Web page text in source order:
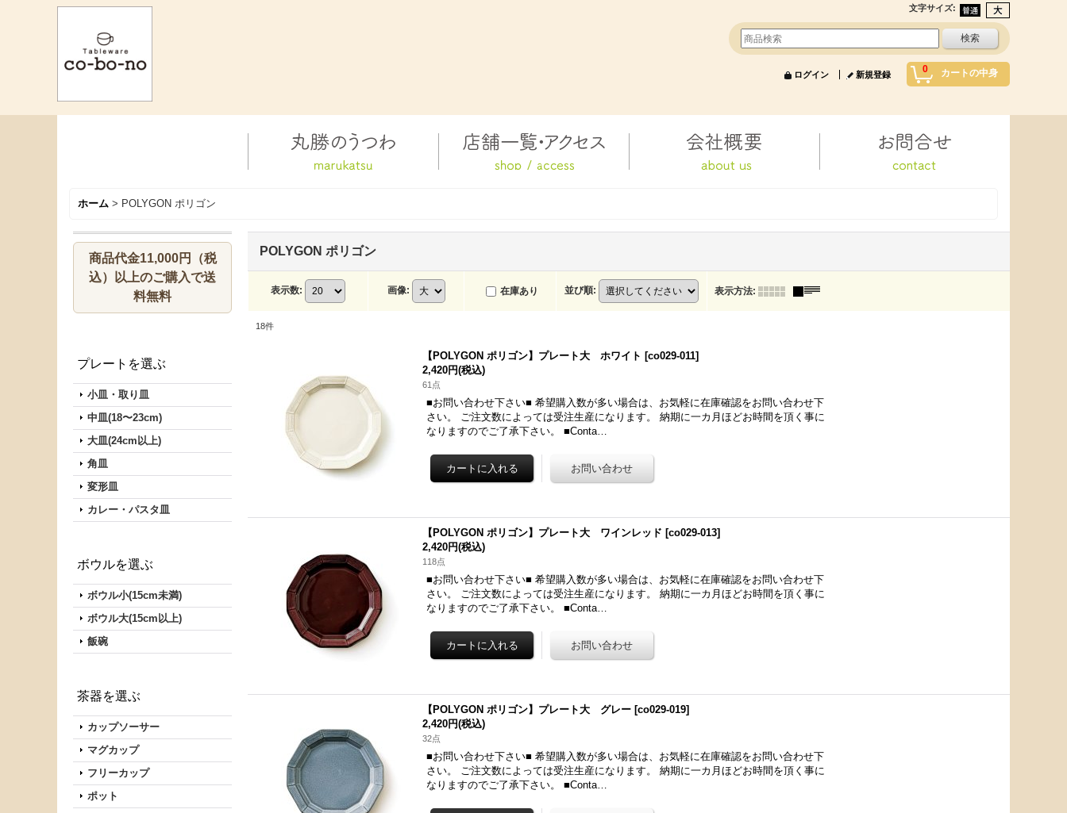
文字サイズ:
0 カートの中身
ログイン 新規登録
ホーム > POLYGON ポリゴン
商品代金11,000円（税
込）以上のご購入で送
料無料
プレートを選ぶ
小皿・取り皿
中皿(18〜23cm)
大皿(24cm以上)
角皿
変形皿
カレー・パスタ皿
ボウルを選ぶ
ボウル小(15cm未満)
ボウル大(15cm以上)
飯碗
茶器を選ぶ
カップソーサー
マグカップ
フリーカップ
ポット
POLYGON ポリゴン
表示数: 画像: 在庫あり 並び順: 表示方法:
18件
【POLYGON ポリゴン】プレート大 ホワイト [co029-011]
2,420円(税込)
61点
■お問い合わせ下さい■ 希望購入数が多い場合は、お気軽に在庫確認をお問い合わせ下
さい。 ご注文数によっては受注生産になります。 納期に一カ月ほどお時間を頂く事に
なりますのでご了承下さい。 ■Conta…
【POLYGON ポリゴン】プレート大 ワインレッド [co029-013]
2,420円(税込)
118点
■お問い合わせ下さい■ 希望購入数が多い場合は、お気軽に在庫確認をお問い合わせ下
さい。 ご注文数によっては受注生産になります。 納期に一カ月ほどお時間を頂く事に
なりますのでご了承下さい。 ■Conta…
【POLYGON ポリゴン】プレート大 グレー [co029-019]
2,420円(税込)
32点
■お問い合わせ下さい■ 希望購入数が多い場合は、お気軽に在庫確認をお問い合わせ下
さい。 ご注文数によっては受注生産になります。 納期に一カ月ほどお時間を頂く事に
なりますのでご了承下さい。 ■Conta…